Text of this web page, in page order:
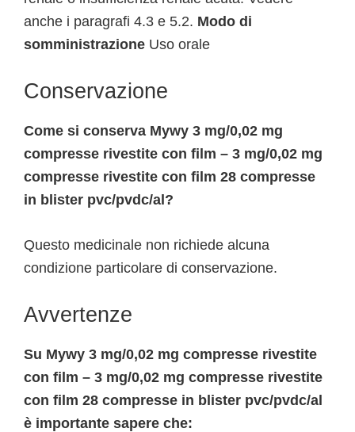
anche i paragrafi 4.3 e 5.2. Modo di
somministrazione Uso orale
Conservazione
Come si conserva Mywy 3 mg/0,02 mg
compresse rivestite con film – 3 mg/0,02 mg
compresse rivestite con film 28 compresse
in blister pvc/pvdc/al?
Questo medicinale non richiede alcuna
condizione particolare di conservazione.
Avvertenze
Su Mywy 3 mg/0,02 mg compresse rivestite
con film – 3 mg/0,02 mg compresse rivestite
con film 28 compresse in blister pvc/pvdc/al
è importante sapere che: